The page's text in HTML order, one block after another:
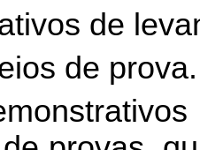
de
de prova.